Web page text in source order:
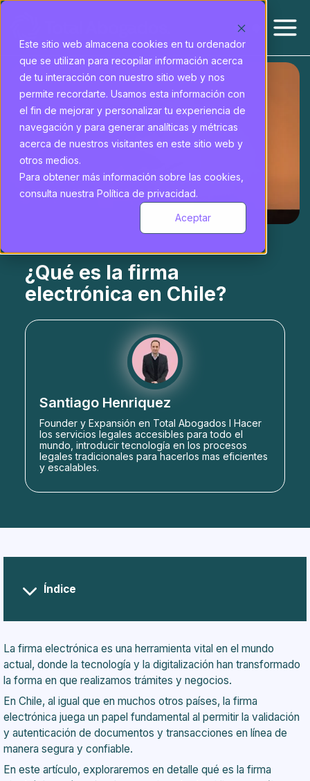
Este sitio web almacena cookies en tu ordenador
que se utilizan para recopilar información acerca
de tu interacción con nuestro sitio web y nos
permite recordarte. Usamos esta información con
el fin de mejorar y personalizar tu experiencia de
navegación y para generar analíticas y métricas
acerca de nuestros visitantes en este sitio web y
otros medios.
Para obtener más información sobre las cookies,
consulta nuestra Política de privacidad.
Aceptar
¿Qué es la firma
electrónica en Chile?
Santiago Henriquez
Founder y Expansión en Total Abogados l Hacer
los servicios legales accesibles para todo el
mundo, introducir tecnología en los procesos
legales tradicionales para hacerlos mas eficientes
y escalables.
Índice
Firma electrónica avanzada para actuaciones ante
¿Qué significa la implementación de la firma
electrónica avanzada en línea para efectos del
Registro Electrónico y Sociedades?
¿Qué es la Clave Única del Estado?
¿Por qué es necesario ingresar con la Clave Única
del Estado?
La firma electrónica es una herramienta vital en el mundo
actual, donde la tecnología y la digitalización han transformado
la forma en que realizamos trámites y negocios.
En Chile, al igual que en muchos otros países, la firma
electrónica juega un papel fundamental al permitir la validación
y autenticación de documentos y transacciones en línea de
manera segura y confiable.
En este artículo, exploraremos en detalle qué es la firma